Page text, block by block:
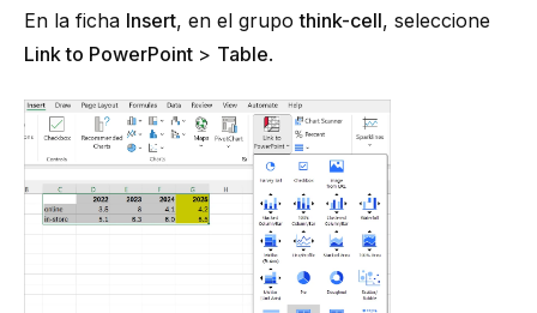
En la ficha Insert, en el grupothink-cell, seleccione
Link to PowerPoint > Table.